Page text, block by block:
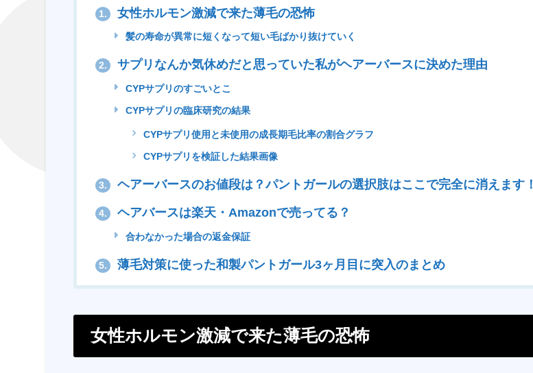
1. 女性ホルモン激減で来た薄毛の恐怖
髪の寿命が異常に短くなって短い毛ばかり抜けていく
2. サプリなんか気休めだと思っていた私がヘアーバースに決めた理由
CYPサプリのすごいとこ
CYPサプリの臨床研究の結果
CYPサプリ使用と未使用の成長期毛比率の割合グラフ
CYPサプリを検証した結果画像
3. ヘアーバースのお値段は？パントガールの選択肢はここで完全に消えます！
4. ヘアバースは楽天・Amazonで売ってる？
合わなかった場合の返金保証
5. 薄毛対策に使った和製パントガール3ヶ月目に突入のまとめ
女性ホルモン激減で来た薄毛の恐怖